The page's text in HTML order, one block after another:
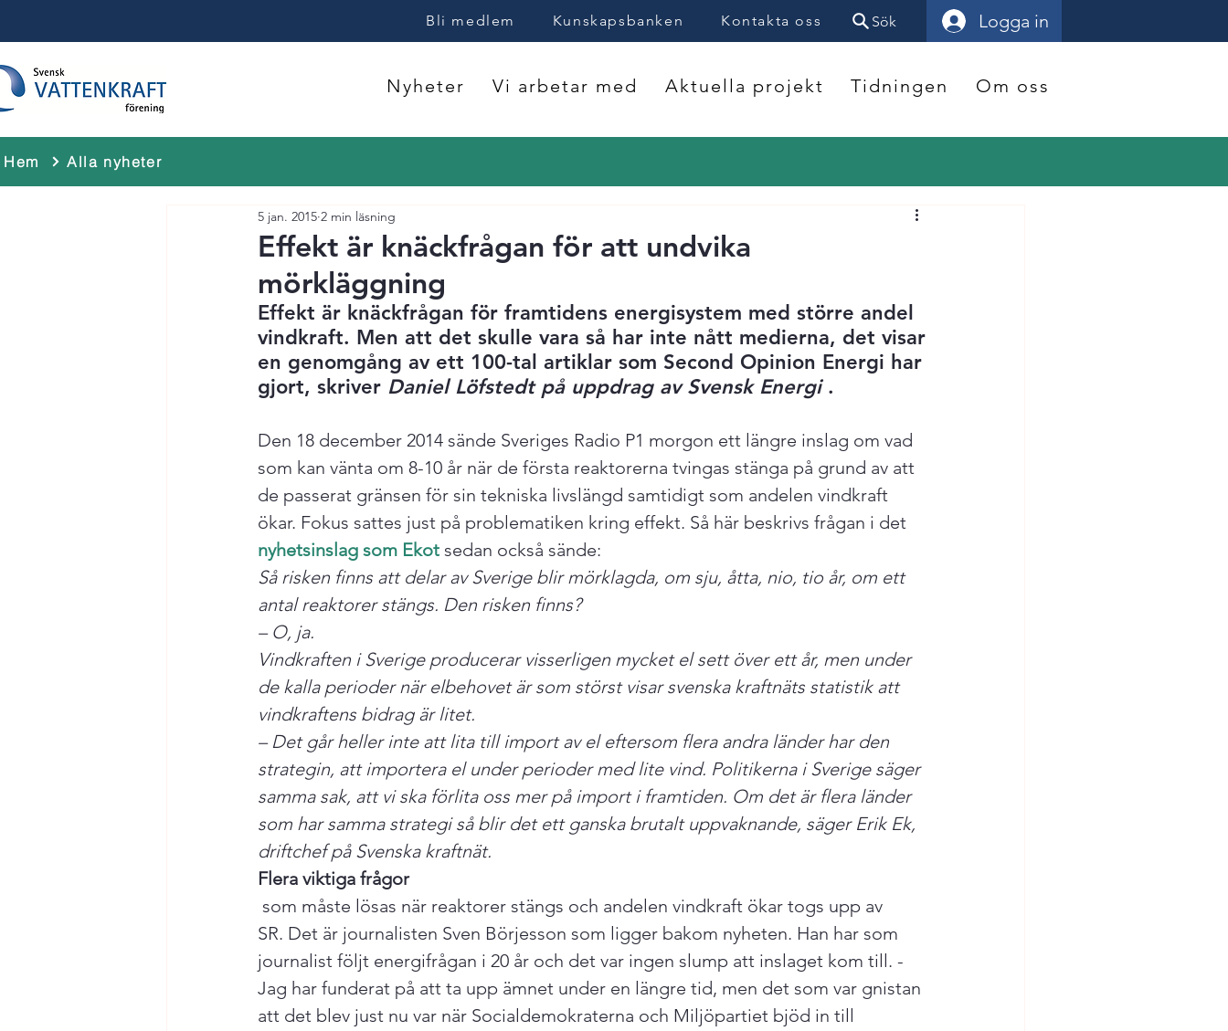
Bli medlem Kunskapsbanken Kontakta oss Sök Logga in
Nyheter Vi arbetar med Aktuella projekt Tidningen Om oss
Hem Alla nyheter
Effekt är knäckfrågan för att undvika
mörkläggning
5 jan. 2015 2 min läsning
Effekt är knäckfrågan för framtidens energisystem med större andel
vindkraft. Men att det skulle vara så har inte nått medierna, det visar
en genomgång av ett 100-tal artiklar som Second Opinion Energi har
gjort, skriver Daniel Löfstedt på uppdrag av Svensk Energi .
Den 18 december 2014 sände Sveriges Radio P1 morgon ett längre inslag om vad
som kan vänta om 8-10 år när de första reaktorerna tvingas stänga på grund av att
de passerat gränsen för sin tekniska livslängd samtidigt som andelen vindkraft
ökar. Fokus sattes just på problematiken kring effekt. Så här beskrivs frågan i det
nyhetsinslag som Ekot sedan också sände:
Så risken finns att delar av Sverige blir mörklagda, om sju, åtta, nio, tio år, om ett
antal reaktorer stängs. Den risken finns?
– O, ja.
Vindkraften i Sverige producerar visserligen mycket el sett över ett år, men under
de kalla perioder när elbehovet är som störst visar svenska kraftnäts statistik att
vindkraftens bidrag är litet.
– Det går heller inte att lita till import av el eftersom flera andra länder har den
strategin, att importera el under perioder med lite vind. Politikerna i Sverige säger
samma sak, att vi ska förlita oss mer på import i framtiden. Om det är flera länder
som har samma strategi så blir det ett ganska brutalt uppvaknande, säger Erik Ek,
driftchef på Svenska kraftnät.
Flera viktiga frågor
SR. Det är journalisten Sven Börjesson som ligger bakom nyheten. Han har som
journalist följt energifrågan i 20 år och det var ingen slump att inslaget kom till. -
Jag har funderat på att ta upp ämnet under en längre tid, men det som var gnistan
att det blev just nu var när Socialdemokraterna och Miljöpartiet bjöd in till